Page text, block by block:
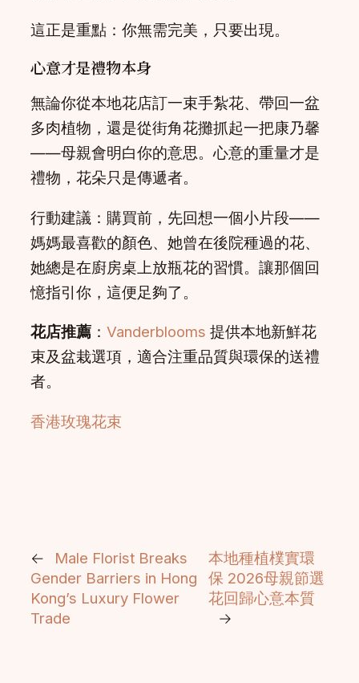
這正是重點：你無需完美，只要出現。
心意才是禮物本身
無論你從本地花店訂一束手紮花、帶回一盆
多肉植物，還是從街角花攤抓起一把康乃馨
——母親會明白你的意思。心意的重量才是
禮物，花朵只是傳遞者。
行動建議：購買前，先回想一個小片段——
媽媽最喜歡的顏色、她曾在後院種過的花、
她總是在廚房桌上放瓶花的習慣。讓那個回
憶指引你，這便足夠了。
花店推薦 ： Vanderblooms 提供本地新鮮花
束及盆栽選項，適合注重品質與環保的送禮
者。
香港玫瑰花束
←
Male Florist Breaks
Gender Barriers in Hong
Kong’s Luxury Flower
Trade
本地種植樸實環
保 2026母親節選
花回歸心意本質
→